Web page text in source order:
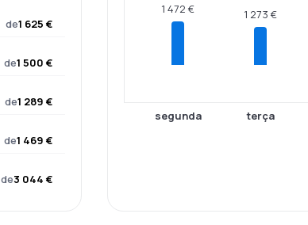
de1 625 €
de1 500 €
de1 289 €
de1 469 €
de3 044 €
1 472 €
segunda
1 273 €
terça